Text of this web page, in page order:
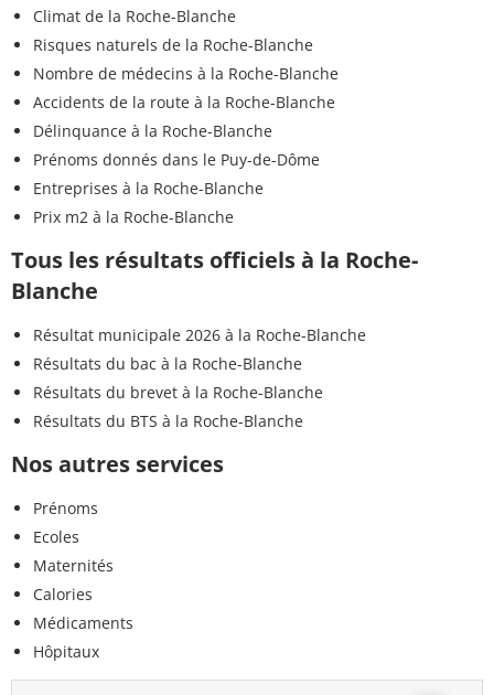
Climat de la Roche-Blanche
Risques naturels de la Roche-Blanche
Nombre de médecins à la Roche-Blanche
Accidents de la route à la Roche-Blanche
Délinquance à la Roche-Blanche
Prénoms donnés dans le Puy-de-Dôme
Entreprises à la Roche-Blanche
Prix m2 à la Roche-Blanche
Tous les résultats officiels à la Roche-
Blanche
Résultat municipale 2026 à la Roche-Blanche
Résultats du bac à la Roche-Blanche
Résultats du brevet à la Roche-Blanche
Résultats du BTS à la Roche-Blanche
Nos autres services
Prénoms
Ecoles
Maternités
Calories
Médicaments
Hôpitaux